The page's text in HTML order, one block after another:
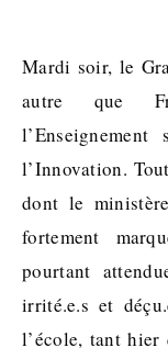
Mardi soir, le Grand Oral faisait sa rentrée avec nulle
autre que
l’Innovation.
dont le
fortement
pourtant
irrité.e.s et
l’école, tant hier